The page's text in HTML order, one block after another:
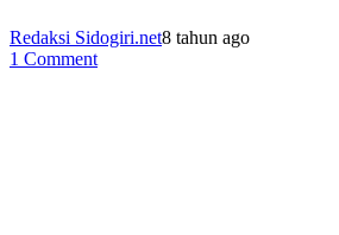
Redaksi Sidogiri.net8 tahun ago
1 Comment